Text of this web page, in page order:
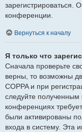
зарегистрироваться.
конференции.
Вернуться к началу
Я только что
Сначала проверьте
верны, то возможны
COPPA и при
следуйте полученным
конференциях
были активированы
входа в систему. Эта